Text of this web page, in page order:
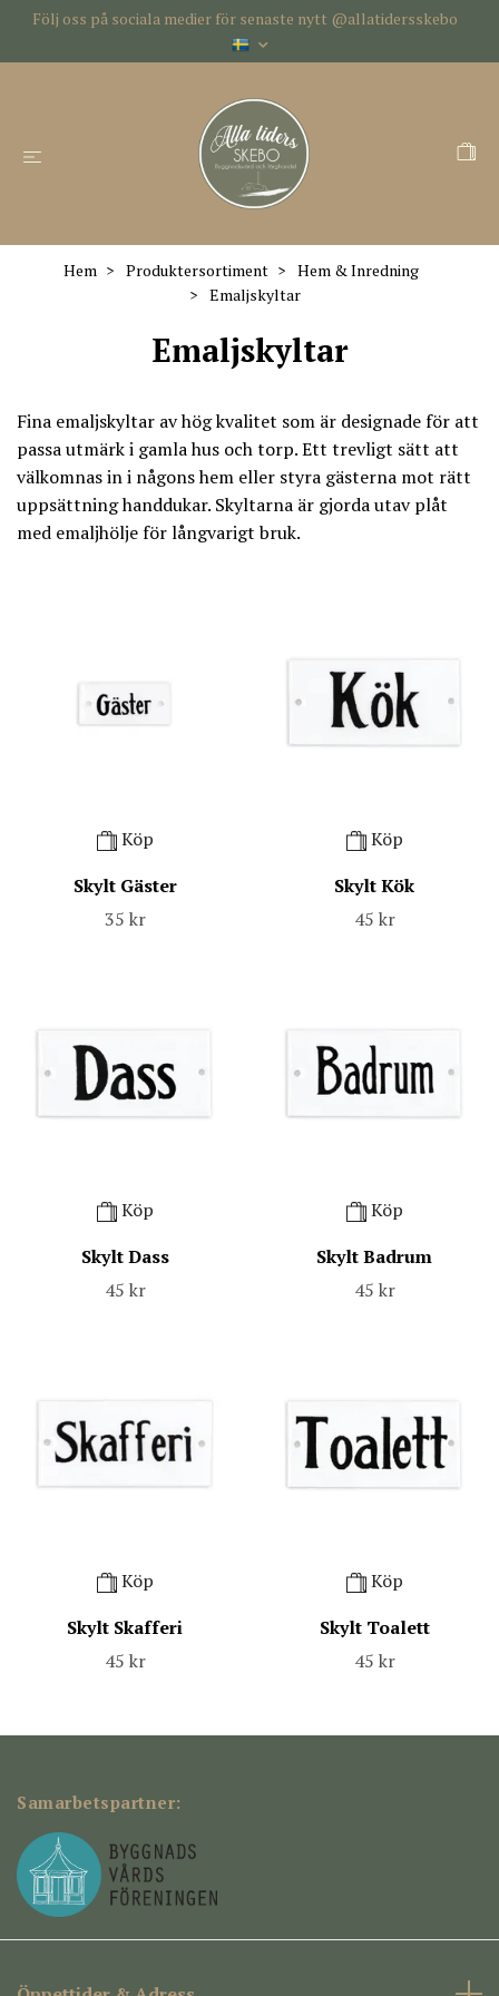
Följ oss på sociala medier för senaste nytt @allatidersskebo
Hem Produktersortiment
Hem & Inredning
Emaljskyltar
Emaljskyltar
Fina emaljskyltar av hög kvalitet som är designade för att
passa utmärk i gamla hus och torp. Ett trevligt sätt att
välkomnas in i någons hem eller styra gästerna mot rätt
uppsättning handdukar. Skyltarna är gjorda utav plåt
med emaljhölje för långvarigt bruk.
Köp
Skylt Gäster
35 kr
Köp
Skylt Kök
45 kr
Köp
Skylt Dass
45 kr
Köp
Skylt Badrum
45 kr
Köp
Skylt Skafferi
45 kr
Köp
Skylt Toalett
45 kr
Samarbetspartner: